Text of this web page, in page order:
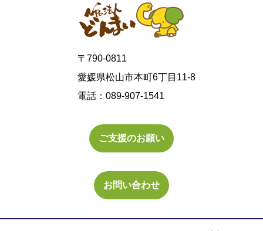
〒790-0811
愛媛県松山市本町6丁目11-8
電話：089-907-1541
ご支援のお願い
お問い合わせ